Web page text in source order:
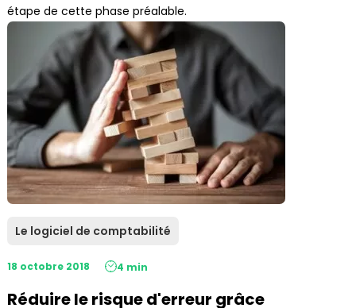
étape de cette phase préalable.
Le logiciel de comptabilité
18 octobre 2018 4 min
Réduire le risque d'erreur grâce